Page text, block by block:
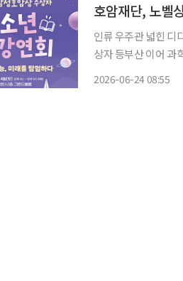
호암재단, 노벨
인류 우주관 넓힌 디
상자 등부산 이어 과학 중심지 대전서 개최
2026-06-24 08:55